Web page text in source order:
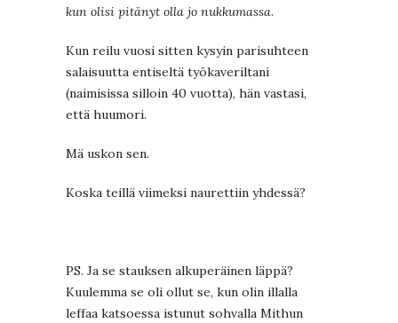
kun olisi pitänyt olla jo nukkumassa.
Kun reilu vuosi sitten kysyin parisuhteen
salaisuutta entiseltä työkaveriltani
(naimisissa silloin 40 vuotta), hän vastasi,
että huumori.
Mä uskon sen.
Koska teillä viimeksi naurettiin yhdessä?
PS. Ja se stauksen alkuperäinen läppä?
Kuulemma se oli ollut se, kun olin illalla
leffaa katsoessa istunut sohvalla Mithun